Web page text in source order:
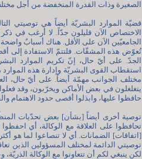
الصغيرة وذات القدرة المنخفضة من أجل
قضيّة الموارد البشريّة أيضاً هي توصيتي
الاختصاص الآن قليلون جدّاً. لا أرغب في
الجامعيّين الآن على الأقل. هناك أسبابٌ
تُعوّض هذه المشقّات. فلتتمّ الاستفادة إلى
الجدّ. على أيّ حال، إنّ تكريم الموارد
استقطاب القوى البشريّة وإدارة هذه
مختلف الجوانب مهمّة أيضاً. على أيّ حال،
حافظوا عليها، وابذلوا أقصى حدود الاهتمام
توصية أخرى أيضاً [بشأن] بعض تحدّيات
تحافظوا على العلاقة مع الوكالة، أي
[اتفاقات] الضمانات. أي لا تنصاعوا لما هو
توصيتي الدائمة لمختلف المسؤولين الذين
لكن ينبغي لكم أن تتعاونوا مع الوكالة الذريّة،